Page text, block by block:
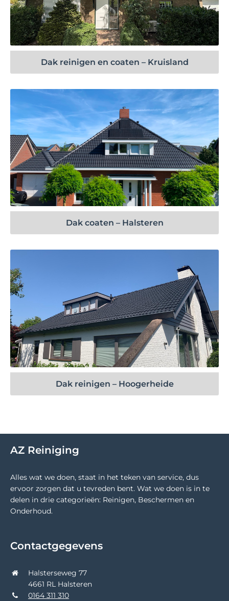
Bekijk project
Dak reinigen en coaten – Kruisland
Bekijk project
Dak coaten – Halsteren
Bekijk project
Dak reinigen – Hoogerheide
AZ Reiniging
Alles wat we doen, staat in het teken van service, dus
ervoor zorgen dat u tevreden bent. Wat we doen is in te
delen in drie categorieën: Reinigen, Beschermen en
Onderhoud.
Contactgegevens
Halsterseweg 77
4661 RL Halsteren
0164 311 310